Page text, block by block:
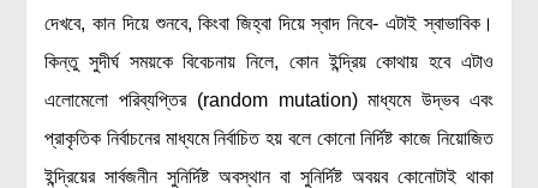
দেখবে, কান দিয়ে শুনবে, কিংবা জিহ্বা দিয়ে স্বাদ নিবে- এটাই স্বাভাবিক।
কিন্তু সুদীর্ঘ সময়কে বিবেচনায় নিলে, কোন ইন্দ্রিয় কোথায় হবে এটাও
এলোমেলো পরিব্যপ্তির (random mutation) মাধ্যমে উদ্ভব এবং
প্রাকৃতিক নির্বাচনের মাধ্যমে নির্বাচিত হয় বলে কোনো নির্দিষ্ট কাজে নিয়োজিত
ইন্দ্রিয়ের সার্বজনীন সুনির্দিষ্ট অবস্থান বা সুনির্দিষ্ট অবয়ব কোনোটাই থাকা